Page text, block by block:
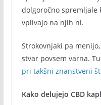
dolgoročno spremljale
vplivajo na njih ni.
Strokovnjaki pa
stvar povsem varna.
pri takšni znanstveni
Kako delujejo CBD